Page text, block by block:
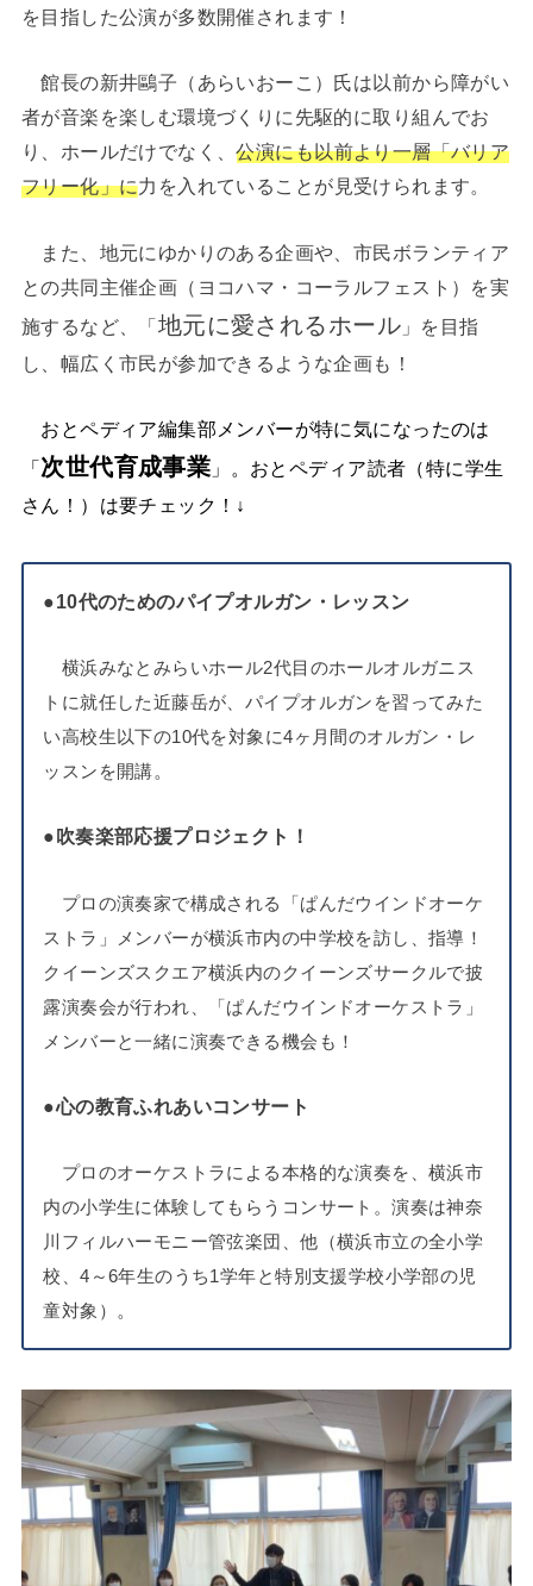
を目指した公演が多数開催されます！
館長の新井鷗子（あらいおーこ）氏は以前から障がい
者が音楽を楽しむ環境づくりに先駆的に取り組んでお
り、ホールだけでなく、公演にも以前より一層「バリア
フリー化」に力を入れていることが見受けられます。
また、地元にゆかりのある企画や、市民ボランティア
との共同主催企画（ヨコハマ・コーラルフェスト）を実
施するなど、「地元に愛されるホール」を目指
し、幅広く市民が参加できるような企画も！
おとペディア編集部メンバーが特に気になったのは
「次世代育成事業 」。おとペディア読者（特に学生
さん！）は要チェック！ ↓
●10代のためのパイプオルガン・レッスン
横浜みなとみらいホール2代目のホールオルガニス
トに就任した近藤岳が、パイプオルガンを習ってみた
い高校生以下の10代を対象に4ヶ月間のオルガン・レ
ッスンを開講。
●吹奏楽部応援プロジェクト！
プロの演奏家で構成される「ぱんだウインドオーケ
ストラ」メンバーが横浜市内の中学校を訪し、指導！
クイーンズスクエア横浜内のクイーンズサークルで披
露演奏会が行われ、「ぱんだウインドオーケストラ」
メンバーと一緒に演奏できる機会も！
●心の教育ふれあいコンサート
プロのオーケストラによる本格的な演奏を、横浜市
内の小学生に体験してもらうコンサート。演奏は神奈
川フィルハーモニー管弦楽団、他（横浜市立の全小学
校、4～6年生のうち1学年と特別支援学校小学部の児
童対象）
。